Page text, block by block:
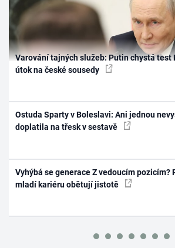
Varování tajných služeb: Putin chystá test
útok na české sousedy
Ostuda Sparty v Boleslavi: Ani jednou
doplatila na třesk v sestavě
Vyhýbá se generace Z vedoucím pozicím?
mladí kariéru obětují jistotě